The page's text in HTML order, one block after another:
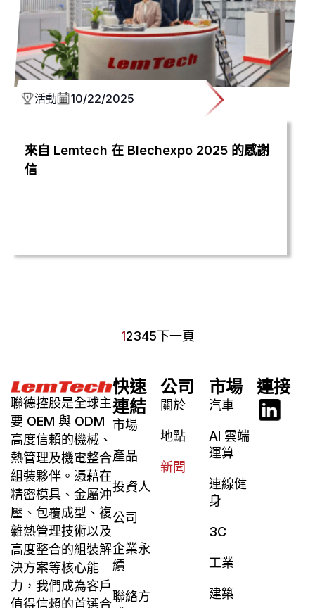
活動 10/22/2025
來自 Lemtech 在 Blechexpo 2025 的感謝
信
12345下一頁
聯德控股是全球主
要 OEM 與 ODM
高度信賴的機械、
熱管理及機電整合
組裝夥伴。憑藉在
精密模具、金屬沖
壓、包覆成型、複
雜熱管理技術以及
高度整合的組裝解
決方案等核心能
力，我們成為客戶
值得信賴的首選合
快速
連結
市場
產品
投資人
公司
企業永
續
聯絡方
公司
關於
地點
新聞
市場
汽車
AI 雲端
運算
連線健
身
3C
工業
建築
連接